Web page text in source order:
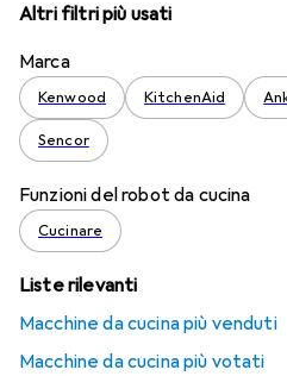
Altri filtri più usati
Marca
Kenwood KitchenAid
Sencor
Funzioni del robot da cucina
Cucinare
Liste rilevanti
Macchine da cucina più venduti
Macchine da cucina più votati